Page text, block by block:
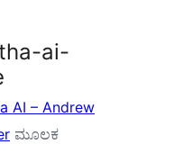
ai-
AI – Andrew
ಮೂಲಕ